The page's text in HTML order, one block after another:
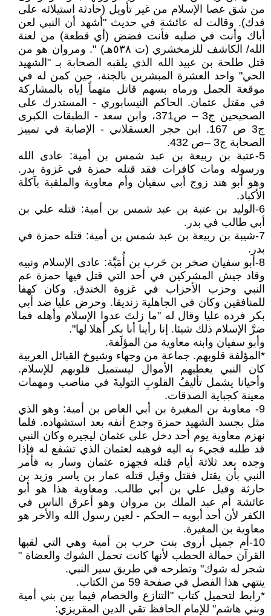
من شق عصا الإسلام من غير تأويل (حادثة استيلائه على
فدك). وقالت له عائشة في حديث "أشهد أن النبي لعن
أباك وأنت في صلبه فأنت فضض (أي قطعة) من لعنة
الله/ الكاشف للزمخشري (ت ٥٣٨هـ) ". ومروان هو من
قتل طلحة بن عبيد الله الذي يلقبه الصحابة بـ "الشهيد
الحي" واحد العشرة المبشرين بالجنة، حين كمن له في
موقعة الجمل ورماه بسهم قاتل متهماً إياه بالمشاركة
في مقتل عثمان. الحاكم النيسابوري - المستدرك على
الصحيحين ج3 – ص371، وابن سعد - الطبقات الكبرى
ج3 ص 167. ابن حجر العسقلاني - الإصابة في تمييز
الصحابة ج3 –ص 432.
5-عتبة بن ربيعة بن عبد شمس بن أمية: عادى الله
ورسوله ومات كافرات فقد قتله حمزة في غزوة بدر.
وهو أبو هند زوج أبي سفيان وأم معاوية والملقبة بآكلة
الأكباد.
6-الوليد بن عتبة بن عبد شمس بن أمية: قتله علي بن
أبي طالب في بدر.
7-شيبة بن ربيعة بن عبد شمس بن أمية: قتله حمزة في
بدر.
8-أبو سفيان صخر بن حَرب بن أُمَيَّة: عادى الإسلام ونبيه
وقاد جيش المشركين في أحد التي قتل فيها حمزة عم
النبي وحزب الأحزاب في غزوة الخندق. وكان كهفا
للمنافقين وكان في الجاهلية زنديقا. وحرض عليا ضد أبي
بكر فرده عليا وقال له "ما زلتَ عدوا الإسلام وأهله فما
ضرَّ الإسلام ذلك شيئا. إنا رأينا أبا بكر أهلا لها".
وأبو سفيان وابنه معاوية من المؤلَفة.
*المؤلفة قلوبهم. جماعة من وجهاء وشيوخ القبائل العربية
كان النبي يعطيهم الأموال ليستميل قلوبهم للإسلام.
وأحيانا يشمل تأليفُ القلوبِ التوليةَ في مناصب ومهمات
معينة كجباية الصدقات.
9- معاوية بن المغيرة بن أبي العاص بن أمية: وهو الذي
مثل بجسد الشهيد حمزة وجدع أنفه بعد استشهاده. فلما
نهزم معاوية يوم أحد دخل على عثمان ليجيره وكان النبي
قد طلبه فجيء به اليه فوهبه لعثمان الذي تشفع له فإذا
وجده بعد ثلاثة أيام قتله فجهزه عثمان وسار به فأمر
النبي بأن يقتل فقتل وقيل قتله عمار بن ياسر وزيد بن
حارثة وقيل علي بن أبي طالب. ومعاوية هذا هو أبو
عائشة أم عبد الملك بن مروان وهو أعرق الناس في
الكفر لأن أحد أبويه – الحكم - لعين رسول الله والأخر هو
معاوية بن المغيرة.
10-أم جميل أروى بنت حرب بن أمية وهي التي لقبها
القرآن حمالة الحطب لأنها كانت تحمل الشوك والعضاة "
شجر له شوك" وتطرحه في طريق سير النبي.
ينتهي هذا الفصل في صفحة 59 من الكتاب.
*رابط لتحميل كتاب "التنازع والخصام فيما بين بني أمية
وبني هاشم" للإمام الحافظ تقي الدين المقريزي: